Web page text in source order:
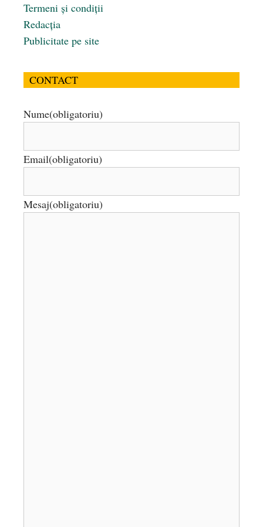
Termeni și condiții
Redacția
Publicitate pe site
CONTACT
Nume(obligatoriu)
Email(obligatoriu)
Mesaj(obligatoriu)